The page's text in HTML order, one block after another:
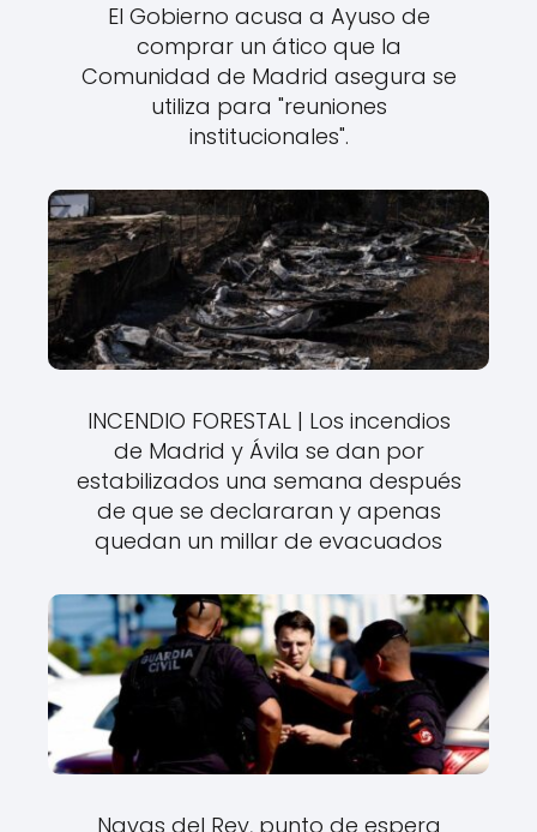
El Gobierno acusa a Ayuso de
comprar un ático que la
Comunidad de Madrid asegura se
utiliza para "reuniones
institucionales".
INCENDIO FORESTAL | Los incendios
de Madrid y Ávila se dan por
estabilizados una semana después
de que se declararan y apenas
quedan un millar de evacuados
Navas del Rey, punto de espera